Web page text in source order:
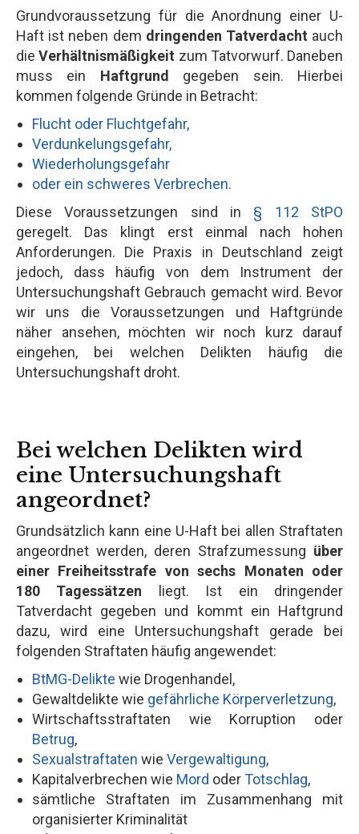
Grundvoraussetzung für die Anordnung einer U-
Haft ist neben dem dringenden Tatverdacht auch
dieVerhältnismäßigkeit zum Tatvorwurf. Daneben
muss ein Haftgrund gegeben sein. Hierbei
kommen folgende Gründe in Betracht:
Flucht oder Fluchtgefahr,
Verdunkelungsgefahr,
Wiederholungsgefahr
oder ein schweres Verbrechen.
Diese Voraussetzungen sind in § 112 StPO
geregelt. Das klingt erst einmal nach hohen
Anforderungen. Die Praxis in Deutschland zeigt
jedoch, dass häufig von dem Instrument der
Untersuchungshaft Gebrauch gemacht wird. Bevor
wir uns die Voraussetzungen und Haftgründe
näher ansehen, möchten wir noch kurz darauf
eingehen, bei welchen Delikten häufig die
Untersuchungshaft droht.
Bei welchen Delikten wird
eine Untersuchungshaft
angeordnet?
Grundsätzlich kann eine U-Haft bei allen Straftaten
angeordnet werden, deren Strafzumessung über
einer Freiheitsstrafe von sechs Monaten oder
180 Tagessätzen liegt. Ist ein dringender
Tatverdacht gegeben und kommt ein Haftgrund
dazu, wird eine Untersuchungshaft gerade bei
folgenden Straftaten häufig angewendet:
BtMG-Delikte wie Drogenhandel,
Gewaltdelikte wie gefährliche Körperverletzung,
Wirtschaftsstraftaten wie Korruption oder
Betrug,
Sexualstraftaten wie Vergewaltigung,
Kapitalverbrechen wie Mord oderTotschlag,
sämtliche Straftaten im Zusammenhang mit
organisierter Kriminalität